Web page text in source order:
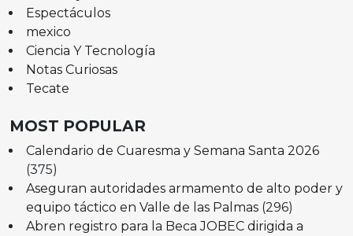
Espectáculos
mexico
Ciencia Y Tecnología
Notas Curiosas
Tecate
MOST POPULAR
Calendario de Cuaresma y Semana Santa 2026
(375)
Aseguran autoridades armamento de alto poder y
equipo táctico en Valle de las Palmas (296)
Abren registro para la Beca JOBEC dirigida a